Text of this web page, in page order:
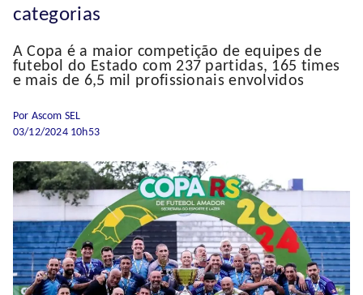
categorias
A Copa é a maior competição de equipes de
futebol do Estado com 237 partidas, 165 times
e mais de 6,5 mil profissionais envolvidos
Por Ascom SEL
03/12/2024 10h53